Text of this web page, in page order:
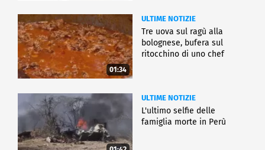
01:34
ULTIME NOTIZIE
Tre uova sul ragù alla
bolognese, bufera sul
ritocchino di uno chef
ULTIME NOTIZIE
L'ultimo selfie delle
famiglia morte in Perù